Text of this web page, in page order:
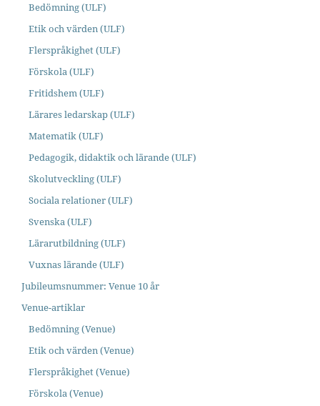
Bedömning (ULF)
Etik och värden (ULF)
Flerspråkighet (ULF)
Förskola (ULF)
Fritidshem (ULF)
Lärares ledarskap (ULF)
Matematik (ULF)
Pedagogik, didaktik och lärande (ULF)
Skolutveckling (ULF)
Sociala relationer (ULF)
Svenska (ULF)
Lärarutbildning (ULF)
Vuxnas lärande (ULF)
Jubileumsnummer: Venue 10 år
Venue-artiklar
Bedömning (Venue)
Etik och värden (Venue)
Flerspråkighet (Venue)
Förskola (Venue)